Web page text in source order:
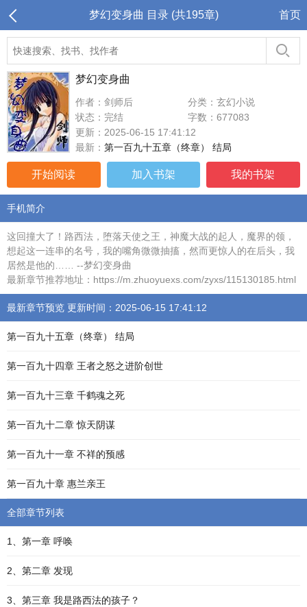
梦幻变身曲 目录 (共195章) 首页
梦幻变身曲
作者：剑师后
分类：玄幻小说
状态：完结
字数：677083
更新：2025-06-15 17:41:12
最新： 第一百九十五章（终章） 结局
开始阅读 加入书架 我的书架
手机简介
这回撞大了！路西法，堕落天使之王，神魔大战的起人，魔界的领，
想起这一连串的名号，我的嘴角微微抽搐，然而更惊人的在后头，我
居然是他的…… --梦幻变身曲
最新章节推荐地址：https://m.zhuoyuexs.com/zyxs/115130185.html
最新章节预览 更新时间：2025-06-15 17:41:12
第一百九十五章（终章） 结局
第一百九十四章 王者之怒之进阶创世
第一百九十三章 千鹤魂之死
第一百九十二章 惊天阴谋
第一百九十一章 不祥的预感
第一百九十章 惠兰亲王
全部章节列表
1、第一章 呼唤
2、第二章 发现
3、第三章 我是路西法的孩子？